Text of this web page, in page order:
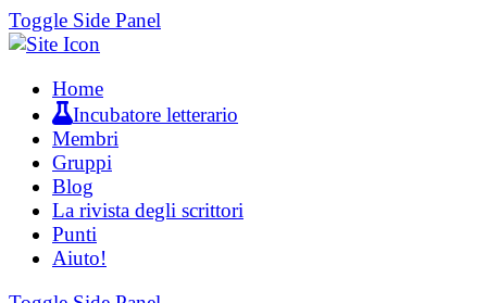
Toggle Side Panel
Home
Incubatore letterario
Membri
Gruppi
Blog
La rivista degli scrittori
Punti
Aiuto!